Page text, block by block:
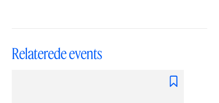
Relaterede events
